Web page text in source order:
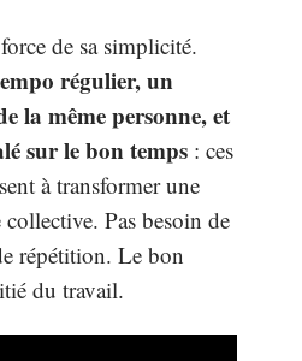
de sa simplicité.
régulier, un
la même personne, et
sur le bon temps : ces
à transformer une
Pas besoin de
répétition. Le bon
du travail.